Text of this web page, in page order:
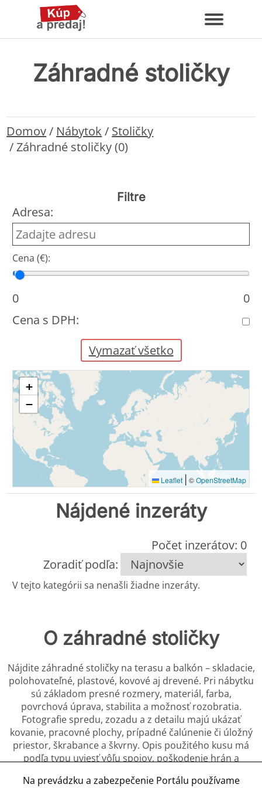
Záhradné stoličky
Domov/ Nábytok / Stoličky
/Záhradné stoličky (0)
Filtre
Adresa:
Cena (€):
Cena od
Cena do
0
0
Cena s DPH:
Vymazať všetko
+
−
Leaflet | ©OpenStreetMap
Nájdené inzeráty
Počet inzerátov: 0
Zoradiť podľa:
V tejto kategórii sa nenašli žiadne inzeráty.
O záhradné stoličky
Nájdite záhradné stoličky na terasu a balkón – skladacie,
polohovateľné, plastové, kovové aj drevené. Pri nábytku
sú základom presné rozmery, materiál, farba,
povrchová úprava, stabilita a možnosť rozobratia.
Fotografie spredu, zozadu a z detailu majú ukázať
kovanie, pracovné plochy, prípadné čalúnenie či úložný
priestor, škrabance a škvrny. Opis použitého kusu má
podľa typu uviesť vôľu spojov, poškodenie hrán a
mechanizmov. Kupujúci potrebuje vedieť, čo patrí do
Na prevádzku a zabezpečenie Portálu používame